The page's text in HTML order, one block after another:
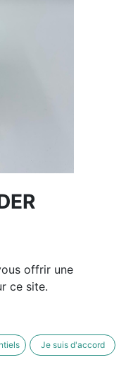
ACHETER
MAINTENANT
offrir une
ce site.
Je suis d'accord